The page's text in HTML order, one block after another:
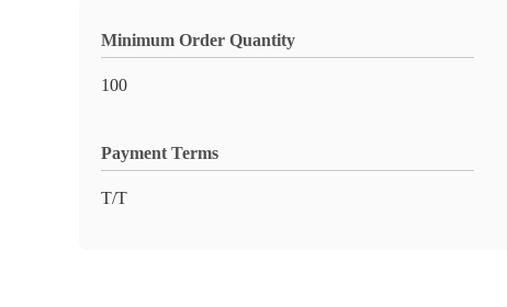
Minimum Order Quantity
100
Payment Terms
T/T